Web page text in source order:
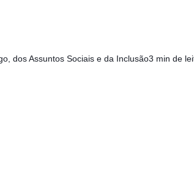
dos Assuntos Sociais e da Inclusão3 min de